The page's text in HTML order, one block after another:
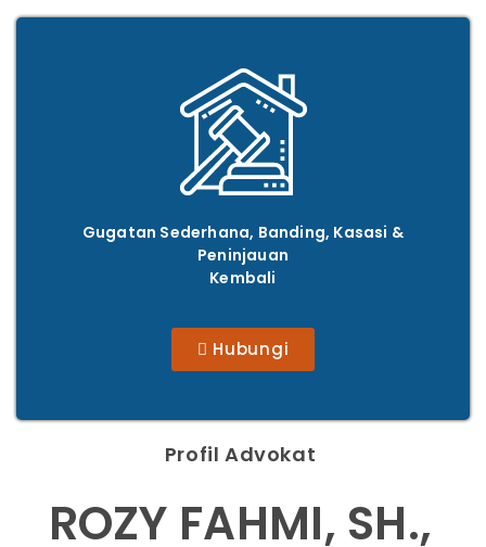
Gugatan Sederhana, Banding, Kasasi &
Peninjauan
Kembali
Hubungi
Profil Advokat
ROZY FAHMI, SH.,